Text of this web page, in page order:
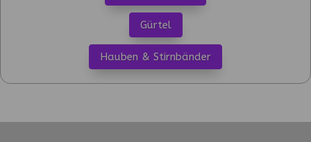
Gürtel
Hauben & Stirnbänder